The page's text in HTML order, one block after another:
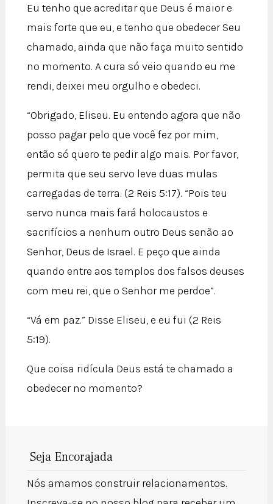
Eu tenho que acreditar que Deus é maior e
mais forte que eu, e tenho que obedecer Seu
chamado, ainda que não faça muito sentido
no momento. A cura só veio quando eu me
rendi, deixei meu orgulho e obedeci.
“Obrigado, Eliseu. Eu entendo agora que não
posso pagar pelo que você fez por mim,
então só quero te pedir algo mais. Por favor,
permita que seu servo leve duas mulas
carregadas de terra. (2 Reis 5:17). “Pois teu
servo nunca mais fará holocaustos e
sacrifícios a nenhum outro Deus senão ao
Senhor, Deus de Israel. E peço que ainda
quando entre aos templos dos falsos deuses
com meu rei, que o Senhor me perdoe”.
“Vá em paz.” Disse Eliseu, e eu fui (2 Reis
5:19).
Que coisa ridícula Deus está te chamado a
obedecer no momento?
Seja Encorajada
Nós amamos construir relacionamentos.